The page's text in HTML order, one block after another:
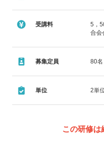
大規模災害発生時、我々プ
変化する状況下でどう判断
うか。今回は、みなさんと
て、災害時のこころのケア
受講料
5，
合会
募集定員 80名
単位 2単
この研修は